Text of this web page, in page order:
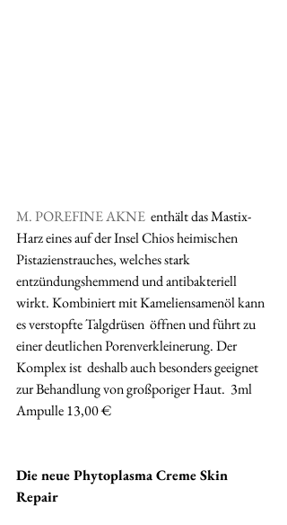
M. POREFINE AKNE
  enthält das Mastix-
Harz eines auf der Insel Chios heimischen
Pistazienstrauches, welches stark
entzündungshemmend und antibakteriell
wirkt. Kombiniert mit Kameliensamenöl kann
es verstopfte Talgdrüsen  öffnen und führt zu
einer deutlichen Porenverkleinerung. Der
Komplex ist  deshalb auch besonders geeignet
zur Behandlung von großporiger Haut.  3ml
Ampulle 13,00 €
Die neue Phytoplasma Creme Skin
Repair